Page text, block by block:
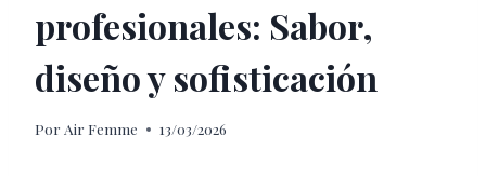
profesionales: Sabor,
diseño y sofisticación
Por Air Femme 13/03/2026